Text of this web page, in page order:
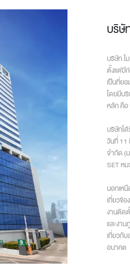
บริษั
บริษัท โ
ตั้งแต่ปี
เป็นที่ย
โดยมีบ
หลัก คือ
บริษัทไ
วันที่ 11
จำกัด (
SET ห
นอกเห
เกี่ยวข้
งานติด
และงา
เกี่ยวกั
อนาคต